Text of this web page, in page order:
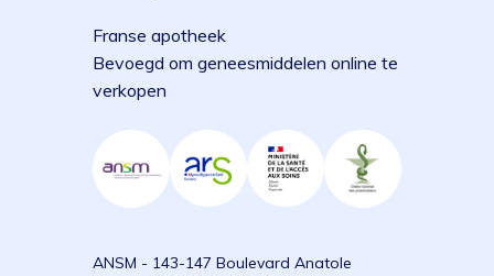
Franse apotheek
Bevoegd om geneesmiddelen online te
verkopen
ANSM - 143-147 Boulevard Anatole